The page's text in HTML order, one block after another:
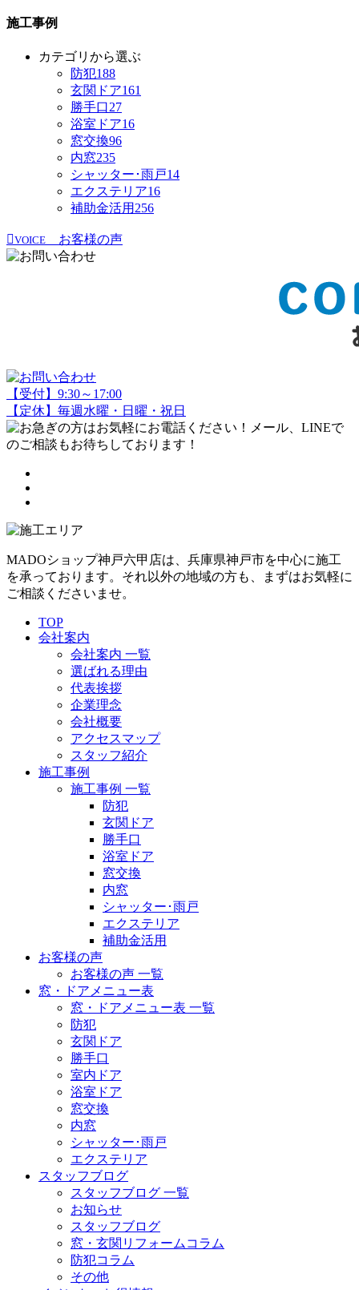
施工事例
カテゴリから選ぶ
防犯188
玄関ドア161
勝手口27
浴室ドア16
窓交換96
内窓235
シャッター･雨戸14
エクステリア16
補助金活用 256
VOICE お客様の声
【受付】9:30～17:00
【定休】毎週水曜・日曜・祝日
MADOショップ神戸六甲店は、兵庫県神戸市を中心に施工
を承っております。それ以外の地域の方も、まずはお気軽に
ご相談くださいませ。
TOP
会社案内
会社案内 一覧
選ばれる理由
代表挨拶
企業理念
会社概要
アクセスマップ
スタッフ紹介
施工事例
施工事例 一覧
防犯
玄関ドア
勝手口
浴室ドア
窓交換
内窓
シャッター･雨戸
エクステリア
補助金活用
お客様の声
お客様の声 一覧
窓・ドアメニュー表
窓・ドアメニュー表 一覧
防犯
玄関ドア
勝手口
室内ドア
浴室ドア
窓交換
内窓
シャッター･雨戸
エクステリア
スタッフブログ
スタッフブログ 一覧
お知らせ
スタッフブログ
窓・玄関リフォームコラム
防犯コラム
その他